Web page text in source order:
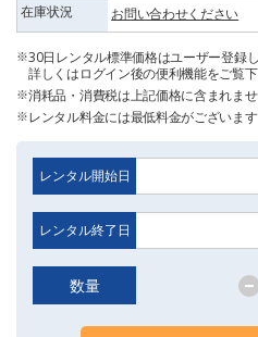
在庫状況
お問い合わせください
30日レンタル標準価格はユーザー登録
詳しくはログイン後の便利機能をご覧
消耗品・消費税は上記価格に含まれま
レンタル料金には最低料金がございます
レンタル開始日
レンタル終了日
数量